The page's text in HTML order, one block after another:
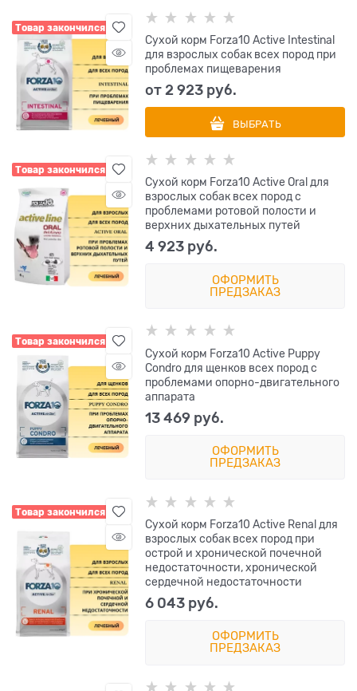
Товар закончился
Сухой корм Forza10 Active Intestinal
для взрослых собак всех пород при
проблемах пищеварения
от2 923 руб.
ВЫБРАТЬ
Товар закончился
Сухой корм Forza10 Active Oral для
взрослых собак всех пород с
проблемами ротовой полости и
верхних дыхательных путей
4 923 руб.
ОФОРМИТЬ
ПРЕДЗАКАЗ
Товар закончился
Сухой корм Forza10 Active Puppy
Condro для щенков всех пород с
проблемами опорно-двигательного
аппарата
13 469 руб.
ОФОРМИТЬ
ПРЕДЗАКАЗ
Товар закончился
Сухой корм Forza10 Active Renal для
взрослых собак всех пород при
острой и хронической почечной
недостаточности, хронической
сердечной недостаточности
6 043 руб.
ОФОРМИТЬ
ПРЕДЗАКАЗ